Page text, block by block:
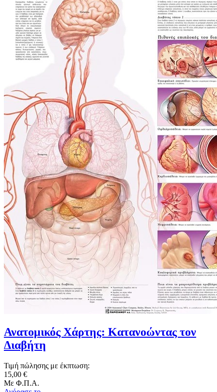
Ανατομικός Χάρτης: Κατανοώντας τον
Διαβήτη
Τιμή πώλησης με έκπτωση:
15,00 €
Με Φ.Π.Α.